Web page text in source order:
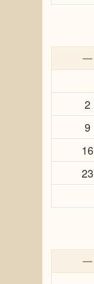
一
2
9
16
23
一